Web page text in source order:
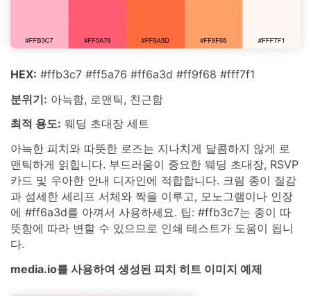
HEX: #ffb3c7 #ff5a76 #ff6a3d #ff9f68 #fff7f1
분위기: 아늑함, 로맨틱, 친근함
최적 용도: 웨딩 초대장 세트
아늑한 피치와 따뜻한 로즈는 지나치게 달콤하지 않게 로
맨틱하게 읽힙니다. 부드러움이 중요한 웨딩 초대장, RSVP
카드 및 우아한 안내 디자인에 적합합니다. 크림 종이 질감
과 섬세한 세리프 서체와 짝을 이루고, 모노그램이나 인장
에 #ff6a3d를 아껴서 사용하세요. 팁: #ffb3c7는 종이 따
뜻함에 따라 변할 수 있으므로 인쇄 테스트가 도움이 됩니
다.
media.io를 사용하여 생성된 피치 히트 이미지 예제